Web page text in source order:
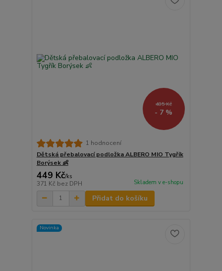
485 Kč
- 7 %
1 hodnocení
Dětská přebalovací podložka ALBERO MIO Tygřík
Borýsek 👶
449 Kč/ks
371 Kč bez DPH Skladem v e-shopu
Přidat do košíku
Novinka